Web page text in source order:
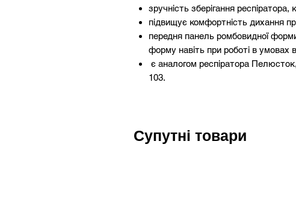
зручність зберігання
підвищує комфортність дихання
передня панель ромбовидної
форму навіть при роботі в умовах
є аналогом респіратора
103.
Супутні товари